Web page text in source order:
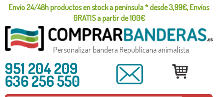
Envío 24/48h productos en stock a península * desde 3,99€, Envíos
GRATIS a partir de 100€
Personalizar bandera Republicana animalista
951 204 209
636 256 550